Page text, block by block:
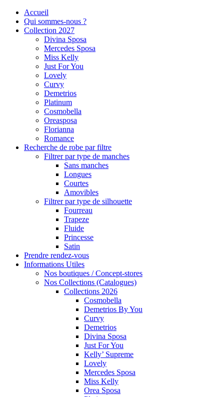
Accueil
Qui sommes-nous ?
Collection 2027
Divina Sposa
Mercedes Sposa
Miss Kelly
Just For You
Lovely
Curvy
Demetrios
Platinum
Cosmobella
Oreasposa
Florianna
Romance
Recherche de robe par filtre
Filtrer par type de manches
Sans manches
Longues
Courtes
Amovibles
Filtrer par type de silhouette
Fourreau
Trapeze
Fluide
Princesse
Satin
Prendre rendez-vous
Informations Utiles
Nos boutiques / Concept-stores
Nos Collections (Catalogues)
Collections 2026
Cosmobella
Demetrios By You
Curvy
Demetrios
Divina Sposa
Just For You
Kelly’ Supreme
Lovely
Mercedes Sposa
Miss Kelly
Orea Sposa